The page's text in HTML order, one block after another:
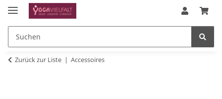
Zurück zur Liste Accessoires